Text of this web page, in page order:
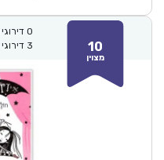
10
מצוין
0 דירוגי
3 דירוגי